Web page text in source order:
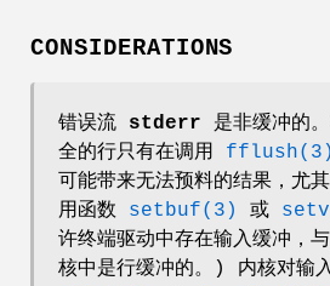
CONSIDERATIONS
错误流 stderr 是非缓冲的
全的行只有在调用 fflush(3)
可能带来无法预料的结果，
用函数 setbuf(3) 或
许终端驱动中存在输入缓冲
核中是行缓冲的。) 内核对输